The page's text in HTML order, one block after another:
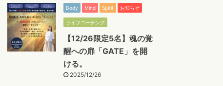
Body Mind Spirit お知らせ
ライフコーチング
【12/26限定5名】魂の覚
醒への扉「GATE」を開
ける。
2025/12/26